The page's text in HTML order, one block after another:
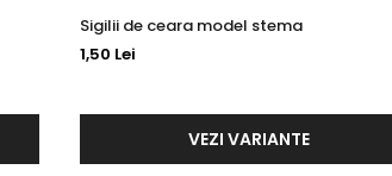
Sigilii de ceara model stema
1,50 Lei
VEZI VARIANTE